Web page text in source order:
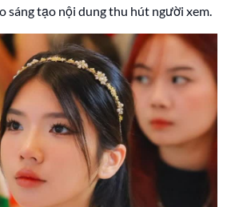
sáng tạo nội dung thu hút người xem.